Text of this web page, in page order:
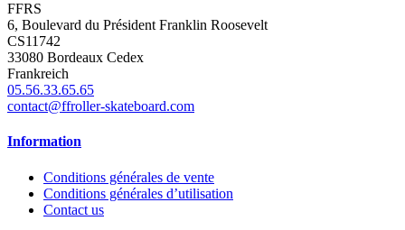
FFRS
6, Boulevard du Président Franklin Roosevelt
CS11742
33080 Bordeaux Cedex
Frankreich
05.56.33.65.65
contact@ffroller-skateboard.com
Information
Conditions générales de vente
Conditions générales d’utilisation
Contact us